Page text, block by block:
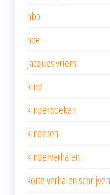
hbo
hoe
jacques vriens
kind
kinderboeken
kinderen
kinderverhalen
korte verhalen schrijven